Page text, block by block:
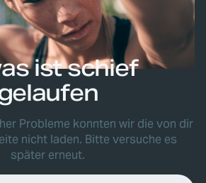
ist schief
Probleme konnten wir die von dir
nicht laden. Bitte versuche es
später erneut.